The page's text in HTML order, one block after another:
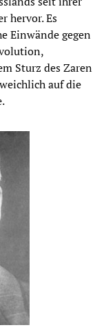
hervor. Es
Einwände gegen
Sturz des Zaren
auf die